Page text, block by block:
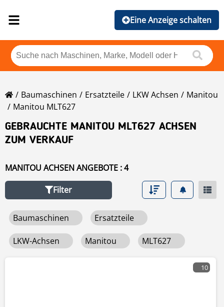
Eine Anzeige schalten
Baumaschinen Ersatzteile LKW Achsen
Manitou
Manitou MLT627
GEBRAUCHTE MANITOU MLT627 ACHSEN
ZUM VERKAUF
MANITOU ACHSEN ANGEBOTE : 4
Filter
Baumaschinen Ersatzteile
LKW-Achsen Manitou MLT627
10